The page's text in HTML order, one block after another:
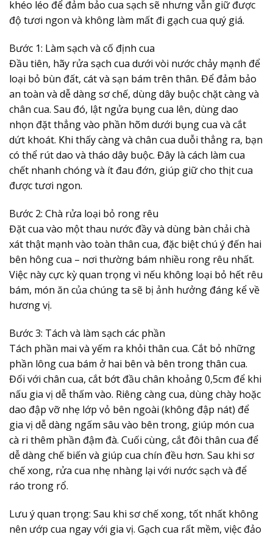
khéo léo để đảm bảo cua sạch sẽ nhưng vẫn giữ được
độ tươi ngon và không làm mất đi gạch cua quý giá.
Bước 1: Làm sạch và cố định cua
Đầu tiên, hãy rửa sạch cua dưới vòi nước chảy mạnh để
loại bỏ bùn đất, cát và sạn bám trên thân. Để đảm bảo
an toàn và dễ dàng sơ chế, dùng dây buộc chặt càng và
chân cua. Sau đó, lật ngửa bụng cua lên, dùng dao
nhọn đặt thẳng vào phần hõm dưới bụng cua và cắt
dứt khoát. Khi thấy càng và chân cua duỗi thẳng ra, bạn
có thể rút dao và tháo dây buộc. Đây là cách làm cua
chết nhanh chóng và ít đau đớn, giúp giữ cho thịt cua
được tươi ngon.
Bước 2: Chà rửa loại bỏ rong rêu
Đặt cua vào một thau nước đầy và dùng bàn chải chà
xát thật mạnh vào toàn thân cua, đặc biệt chú ý đến hai
bên hông cua – nơi thường bám nhiều rong rêu nhất.
Việc này cực kỳ quan trọng vì nếu không loại bỏ hết rêu
bám, món ăn của chúng ta sẽ bị ảnh hưởng đáng kể về
hương vị.
Bước 3: Tách và làm sạch các phần
Tách phần mai và yếm ra khỏi thân cua. Cắt bỏ những
phần lông cua bám ở hai bên và bên trong thân cua.
Đối với chân cua, cắt bớt đầu chân khoảng 0,5cm để khi
nấu gia vị dễ thấm vào. Riêng càng cua, dùng chày hoặc
dao đập vỡ nhẹ lớp vỏ bên ngoài (không đập nát) để
gia vị dễ dàng ngấm sâu vào bên trong, giúp món cua
cà ri thêm phần đậm đà. Cuối cùng, cắt đôi thân cua để
dễ dàng chế biến và giúp cua chín đều hơn. Sau khi sơ
chế xong, rửa cua nhẹ nhàng lại với nước sạch và để
ráo trong rổ.
Lưu ý quan trọng: Sau khi sơ chế xong, tốt nhất không
nên ướp cua ngay với gia vị. Gạch cua rất mềm, việc đảo